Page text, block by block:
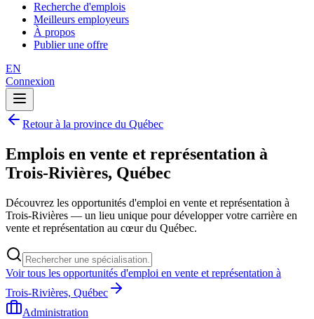
Recherche d'emplois
Meilleurs employeurs
À propos
Publier une offre
EN
Connexion
Retour à la province du Québec
Emplois en vente et représentation à
Trois-Rivières, Québec
Découvrez les opportunités d'emploi en vente et représentation à
Trois-Rivières — un lieu unique pour développer votre carrière en
vente et représentation au cœur du Québec.
Voir tous les opportunités d'emploi en vente et représentation à
Trois-Rivières, Québec
Administration